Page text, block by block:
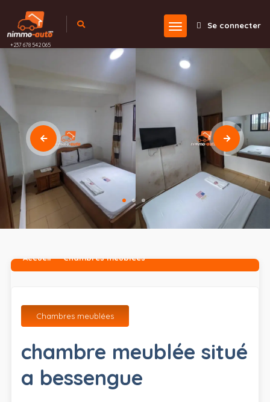
+237 678 542 065
Se connecter
Accueil Chambres meublées
Chambres meublées
chambre meublée situé
a bessengue